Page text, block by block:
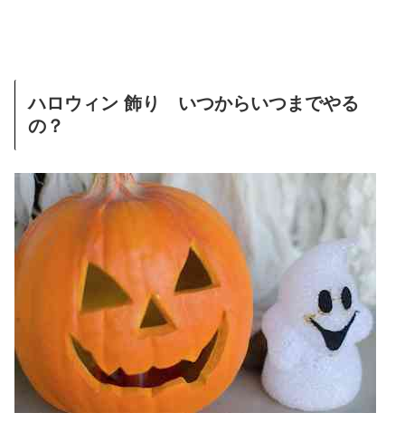
ハロウィン 飾り いつからいつまでやる
の？